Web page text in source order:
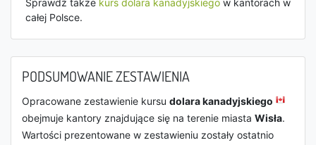
Sprawdź także kurs dolara kanadyjskiego w kantorach w
całej Polsce.
PODSUMOWANIE ZESTAWIENIA
Opracowane zestawienie kursu dolara kanadyjskiego
obejmuje kantory znajdujące się na terenie miasta Wisła.
Wartości prezentowane w zestawieniu zostały ostatnio